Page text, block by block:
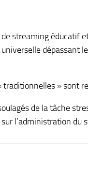
streaming éducatif
universelle
traditionnelles » sont
de la tâche
l’administration du